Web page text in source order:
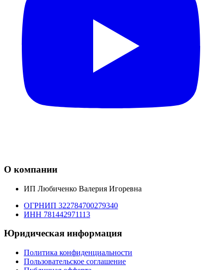
О компании
ИП Любиченко Валерия Игоревна
ОГРНИП 322784700279340
ИНН 781442971113
Юридическая информация
Политика конфиденциальности
Пользовательское соглашение